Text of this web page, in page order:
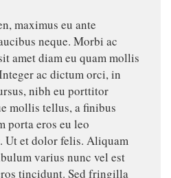
maximus eu ante
neque. Morbi ac
amet diam eu quam mollis
ac dictum orci, in
nibh eu porttitor
mollis tellus, a finibus
porta eros eu leo
Ut et dolor felis. Aliquam
varius nunc vel est
tincidunt. Sed fringilla